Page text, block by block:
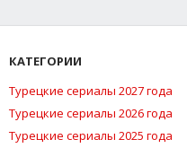
КАТЕГОРИИ
Турецкие сериалы 2027 года
Турецкие сериалы 2026 года
Турецкие сериалы 2025 года